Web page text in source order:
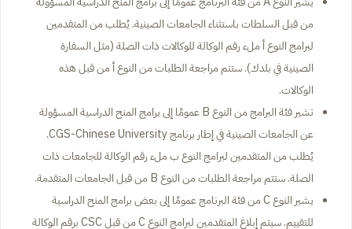
من قبل السلطات باستثناء الجامعات الصينية. يُطلب من المتقدمين
لبرامج النوع أ ملء رقم الوكالة للوكالات ذات الصلة (مثل السفارة
الصينية في بلدك). ستتم مراجعة الطلبات من النوع أ من قبل هذه
الوكالات.
تشير فئة البرامج من النوع B عمومًا إلى برامج المنح الدراسية المسؤولة
عن الجامعات الصينية في إطار برنامج CGS-Chinese University.
يُطلب من المتقدمين لبرامج النوع ب ملء رقم الوكالة للجامعات ذات
الصلة. ستتم مراجعة الطلبات من النوع B من قبل الجامعات المتقدمة.
يشير النوع C من فئة البرنامج عمومًا إلى بعض برامج المنح الدراسية
للتقييم. سيتم إبلاغ المتقدمين لبرامج النوع C من قبل CSC برقم الوكالة